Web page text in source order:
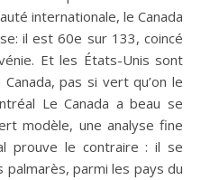
internationale, le Canada
il est 60e sur 133, coincé
Et les États-Unis sont
pas si vert qu’on le
Le Canada a beau se
modèle, une analyse fine
prouve le contraire : il se
parmi les pays du